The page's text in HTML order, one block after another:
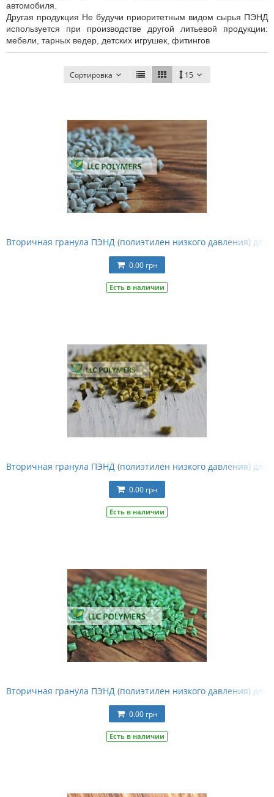
автомобиля.
Другая продукция Не будучи приоритетным видом сырья ПЭНД
используется при производстве другой литьевой продукции:
мебели, тарных ведер, детских игрушек, фитингов
Сортировка 15
Вторичная гранула ПЭНД (полиэтилен низкого давления)
0.00 грн
Есть в наличии
Вторичная гранула ПЭНД (полиэтилен низкого давления)
0.00 грн
Есть в наличии
Вторичная гранула ПЭНД (полиэтилен низкого давления)
0.00 грн
Есть в наличии